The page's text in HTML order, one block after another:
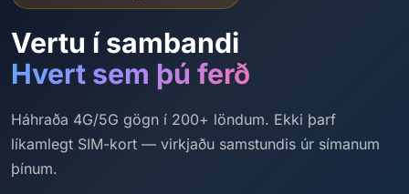
Vertu í sambandi
Hvert sem þú ferð
Háhraða 4G/5G gögn í 200+ löndum. Ekki þarf
líkamlegt SIM-kort — virkjaðu samstundis úr símanum
þínum.